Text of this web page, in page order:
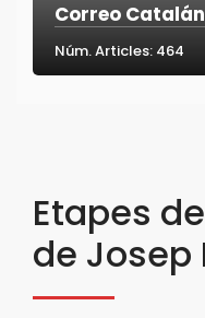
Correo
Núm. Articles: 464
Etapes
de Josep